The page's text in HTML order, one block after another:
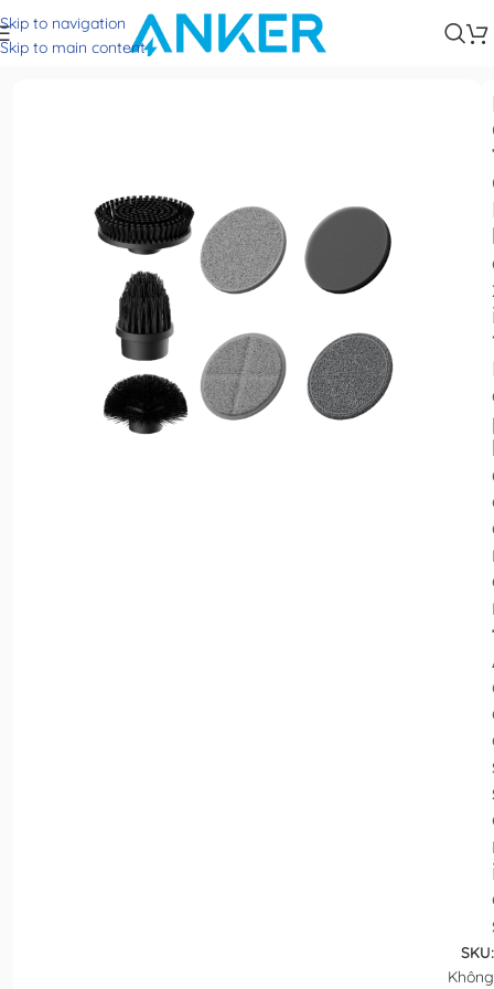
Skip to navigation
Skip to main content
Trang chủ Spin Scrubber
SKU:
Không